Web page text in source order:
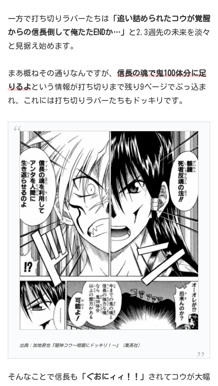
一方で打ち切りラバーたちは 「追い詰められたコウが覚醒
からの信長倒して俺たたENDか…」
と2.3週先の未来を淡々
と見据え始めます。
まあ概ねその通りなんですが、 信長の魂で鬼100体分に足
りるよという情報が打ち切りまで残り9ページでぶっ込ま
れ、これには打ち切りラバーたちもドッキリです。
出典：加地君也『闇神コウ〜暗闇にドッキリ！〜』（集英社）
そんなことで信長も 「ぐおにィィ！！」
されてコウが大幅